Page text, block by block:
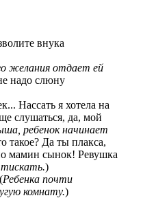
внука
желания отдает ей
надо слюну
Нассать я хотела на
слушаться, да, мой
ребенок начинает
такое? Да ты плакса,
мамин сынок! Ревушка
)
Ребенка почти
комнату.)